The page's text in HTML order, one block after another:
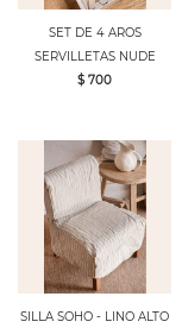
SET DE 4 AROS
SERVILLETAS NUDE
$ 700
SILLA SOHO - LINO ALTO